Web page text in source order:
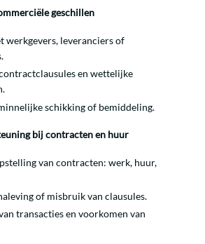
geschillen
werkgevers, leveranciers of
en wettelijke
schikking of bemiddeling.
bij contracten en huur
van contracten: werk, huur,
of misbruik van clausules.
transacties en voorkomen van